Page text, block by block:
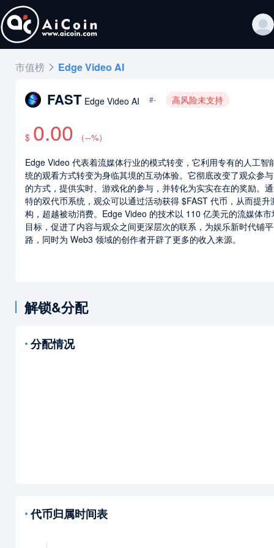
市值榜 Edge Video AI
FAST Edge Video AI #- 高风险未支持
$ 0.00 （--%）
Edge Video 代表着流媒体行业的模式转变，它利用专有的人工智
统的观看方式转变为身临其境的互动体验。它彻底改变了观众参
的方式，提供实时、游戏化的参与，并转化为实实在在的奖励。
特的双代币系统，观众可以通过活动获得 $FAST 代币，从而提升
构，超越被动消费。Edge Video 的技术以 110 亿美元的流媒体市
目标，促进了内容与观众之间更深层次的联系，为娱乐新时代铺
路，同时为 Web3 领域的创作者开辟了更多的收入来源。
解锁&分配
分配情况
代币归属时间表